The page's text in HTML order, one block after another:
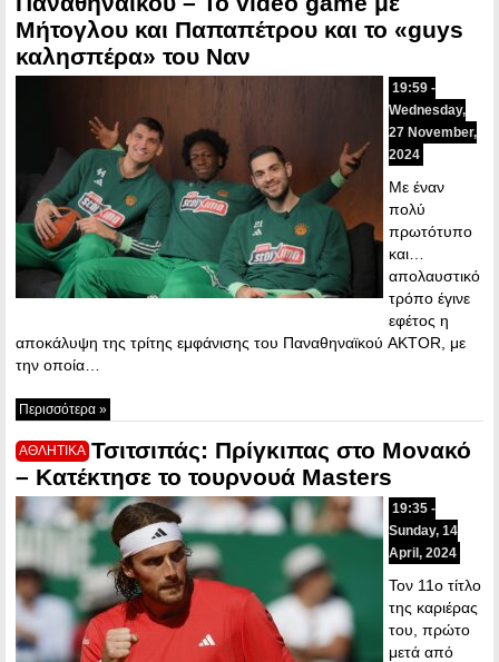
Μήτογλου και Παπαπέτρου και το «guys
καλησπέρα» του Ναν
19:59 -
Wednesday,
27 November,
2024
Με έναν
πολύ
πρωτότυπο
και…
απολαυστικό
τρόπο έγινε
εφέτος η
αποκάλυψη της τρίτης εμφάνισης του Παναθηναϊκού AKTOR, με
την οποία…
Περισσότερα »
ΑΘΛΗΤΙΚΑ Τσιτσιπάς: Πρίγκιπας στο Μονακό
– Κατέκτησε το τουρνουά Masters
19:35 -
Sunday, 14
April, 2024
Τον 11ο τίτλο
της καριέρας
του, πρώτο
μετά από